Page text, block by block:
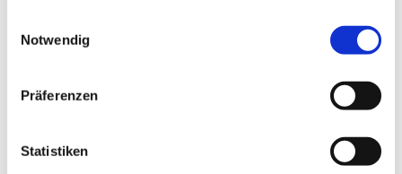
Notwendig
Präferenzen
Statistiken